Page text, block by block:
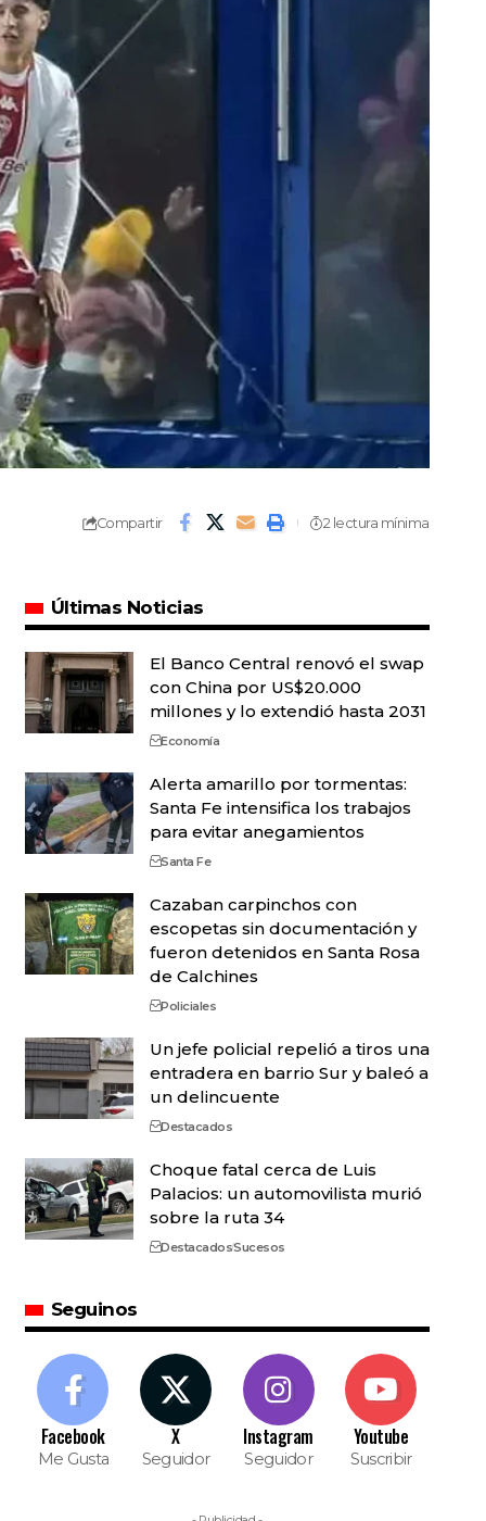
Compartir 2 lectura mínima
Últimas Noticias
El Banco Central renovó el swap
con China por US$20.000
millones y lo extendió hasta 2031
Economía
Alerta amarillo por tormentas:
Santa Fe intensifica los trabajos
para evitar anegamientos
Santa Fe
Cazaban carpinchos con
escopetas sin documentación y
fueron detenidos en Santa Rosa
de Calchines
Policiales
Un jefe policial repelió a tiros una
entradera en barrio Sur y baleó a
un delincuente
Destacados
Choque fatal cerca de Luis
Palacios: un automovilista murió
sobre la ruta 34
DestacadosSucesos
Seguinos
Facebook
Me Gusta
X
Seguidor
Instagram
Seguidor
Youtube
Suscribir